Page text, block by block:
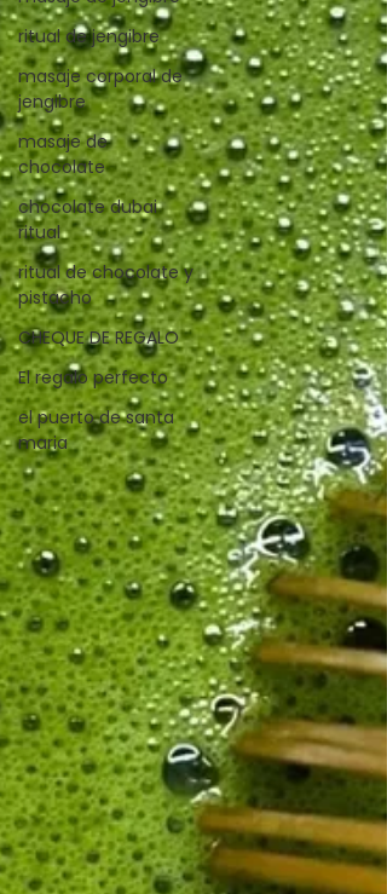
ritual de jengibre
masaje corporal de
jengibre
masaje de
chocolate
chocolate dubai
ritual
ritual de chocolate y
pistacho
CHEQUE DE REGALO
El regalo perfecto
el puerto de santa
maria